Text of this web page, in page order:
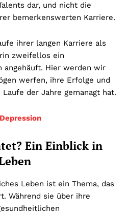
dar, und nicht die
bemerkenswerten Karriere.
ihrer langen Karriere als
zweifellos ein
angehäuft. Hier werden wir
werfen, ihre Erfolge und
der Jahre gemanagt hat.
Ein Einblick in
Leben ist ein Thema, das
Während sie über ihre